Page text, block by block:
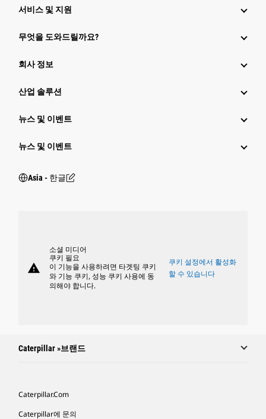
서비스 및 지원
무엇을 도와드릴까요?
회사 정보
산업 솔루션
뉴스 및 이벤트
뉴스 및 이벤트
Asia - 한글
warning
소셜 미디어
쿠키 필요
이 기능을 사용하려면 타겟팅 쿠키
와 기능 쿠키, 성능 쿠키 사용에 동
의해야 합니다.
쿠키 설정에서 활성화
할 수 있습니다
Caterpillar »브랜드
Caterpillar.com
Caterpillar에 문의